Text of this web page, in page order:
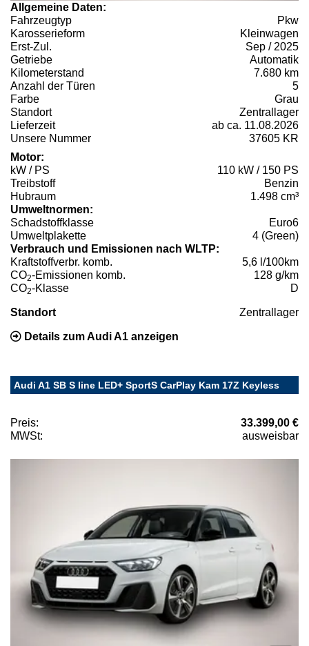
Allgemeine Daten:
Fahrzeugtyp
Pkw
Karosserieform
Kleinwagen
Erst-Zul.
Sep / 2025
Getriebe
Automatik
Kilometerstand
7.680 km
Anzahl der Türen
5
Farbe
Grau
Standort
Zentrallager
Lieferzeit
ab ca. 11.08.2026
Unsere Nummer
37605 KR
Motor:
kW / PS
110 kW / 150 PS
Treibstoff
Benzin
Hubraum
1.498 cm³
Umweltnormen:
Schadstoffklasse
Euro6
Umweltplakette
4 (Green)
Verbrauch und Emissionen nach WLTP:
Kraftstoffverbr. komb.
5,6 l/100km
CO2-Emissionen komb.
128 g/km
CO2-Klasse D
Standort Zentrallager
Details zum Audi A1 anzeigen
Audi A1 SB S line LED+ SportS CarPlay Kam 17Z Keyless
Preis:
33.399,00 €
MWSt:
ausweisbar